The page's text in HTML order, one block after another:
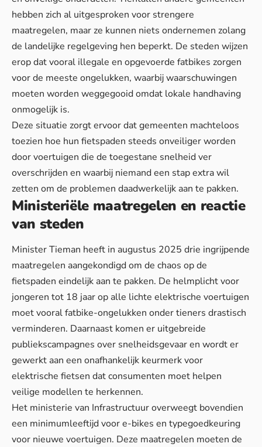
hebben zich al uitgesproken voor strengere
maatregelen, maar ze kunnen niets ondernemen zolang
de landelijke regelgeving hen beperkt. De steden wijzen
erop dat vooral illegale en opgevoerde fatbikes zorgen
voor de meeste ongelukken, waarbijwaarschuwingen
moeten worden weggegooidomdat lokale handhaving
onmogelijk is.
Deze situatie zorgt ervoor dat gemeenten machteloos
toezien hoe hun fietspaden steeds onveiliger worden
door voertuigen die de toegestane snelheid ver
overschrijden en waarbij niemand een stap extra wil
zetten om de problemen daadwerkelijk aan te pakken.
Ministeriële maatregelen en reactie
van steden
Minister Tieman heeft in augustus 2025 drie ingrijpende
maatregelen aangekondigd om de chaos op de
fietspaden eindelijk aan te pakken. De helmplicht voor
jongeren tot 18 jaar op alle lichte elektrische voertuigen
moet vooral fatbike-ongelukken onder tieners drastisch
verminderen. Daarnaast komen er uitgebreide
publiekscampagnes over snelheidsgevaar en wordt er
gewerkt aan een onafhankelijk keurmerk voor
elektrische fietsen dat consumenten moet helpen
veilige modellen te herkennen.
Het ministerie van Infrastructuur overweegt bovendien
een minimumleeftijd voor e-bikes en typegoedkeuring
voor nieuwe voertuigen. Deze maatregelen moeten de